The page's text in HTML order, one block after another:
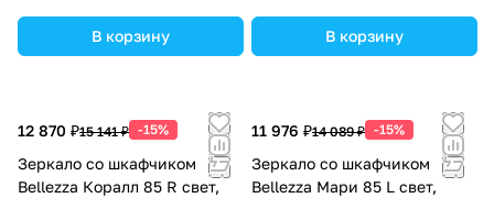
В корзину В корзину
12 870 ₽15 141 ₽ -15%
Зеркало со шкафчиком
Bellezza Коралл 85 R свет,
11 976 ₽14 089 ₽ -15%
Зеркало со шкафчиком
Bellezza Мари 85 L свет,